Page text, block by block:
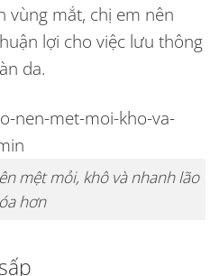
vùng mắt, chị em nên
lợi cho việc lưu thông
da.
mệt mỏi, khô và nhanh lão
hơn